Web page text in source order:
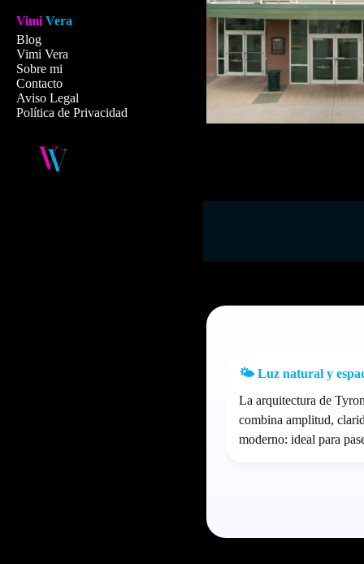
🌤️ Luz natural y
La arquitectura de
combina amplitud,
moderno: ideal para
Vimi Vera
Blog
Vimi Vera
Sobre mi
Contacto
Aviso Legal
Política de Privacidad